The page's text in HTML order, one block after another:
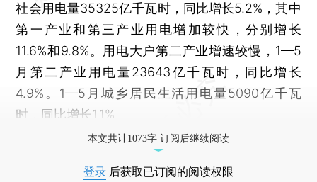
社会用电量35325亿千瓦时，同比增长5.2%，其中
第一产业和第三产业用电增加较快，分别增长
11.6%和9.8%。用电大户第二产业增速较慢，1—5
月第二产业用电量23643亿千瓦时，同比增长
4.9%。1—5月城乡居民生活用电量5090亿千瓦
时，同比增长1.1%。
本文共计1073字 订阅后继续阅读
登录 后获取已订阅的阅读权限